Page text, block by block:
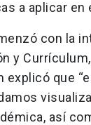
a aplicar en
con la
y
explicó que
así